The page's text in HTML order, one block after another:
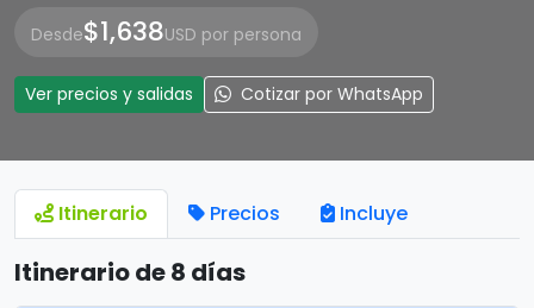
Desde$1,638USD por persona
Ver precios y salidas Cotizar por WhatsApp
Itinerario Precios Incluye
Itinerario de 8 días